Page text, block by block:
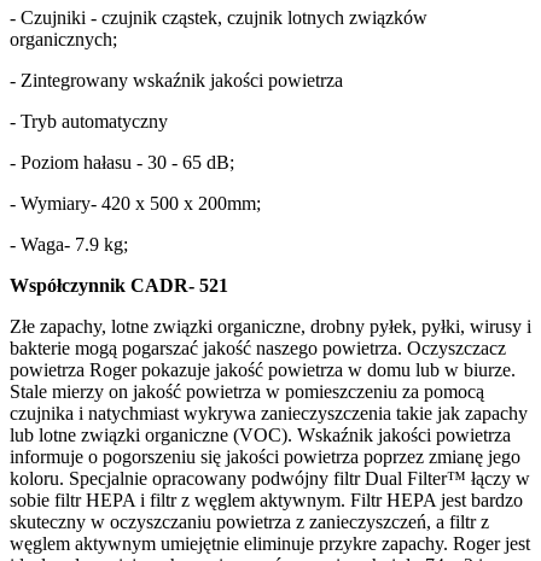
- Czujniki - czujnik cząstek, czujnik lotnych związków
organicznych;
- Zintegrowany wskaźnik jakości powietrza
- Tryb automatyczny
- Poziom hałasu - 30 - 65 dB;
- Wymiary- 420 x 500 x 200mm;
- Waga- 7.9 kg;
Współczynnik CADR- 521
Złe zapachy, lotne związki organiczne, drobny pyłek, pyłki, wirusy i
bakterie mogą pogarszać jakość naszego powietrza. Oczyszczacz
powietrza Roger pokazuje jakość powietrza w domu lub w biurze.
Stale mierzy on jakość powietrza w pomieszczeniu za pomocą
czujnika i natychmiast wykrywa zanieczyszczenia takie jak zapachy
lub lotne związki organiczne (VOC). Wskaźnik jakości powietrza
informuje o pogorszeniu się jakości powietrza poprzez zmianę jego
koloru. Specjalnie opracowany podwójny filtr Dual Filter™ łączy w
sobie filtr HEPA i filtr z węglem aktywnym. Filtr HEPA jest bardzo
skuteczny w oczyszczaniu powietrza z zanieczyszczeń, a filtr z
węglem aktywnym umiejętnie eliminuje przykre zapachy. Roger jest